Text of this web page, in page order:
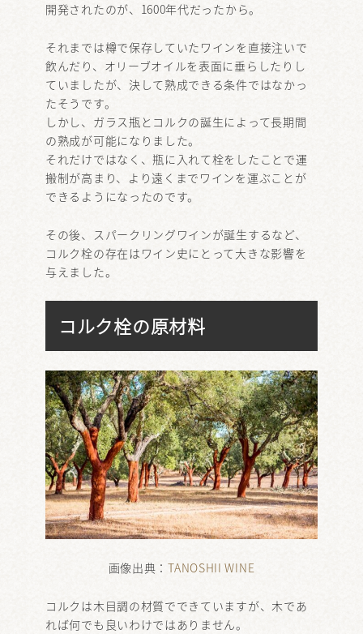
開発されたのが、1600年代だったから。
それまでは樽で保存していたワインを直接注いで
飲んだり、オリーブオイルを表面に垂らしたりし
ていましたが、決して熟成できる条件ではなかっ
たそうです。
しかし、ガラス瓶とコルクの誕生によって長期間
の熟成が可能になりました。
それだけではなく、瓶に入れて栓をしたことで運
搬制が高まり、より遠くまでワインを運ぶことが
できるようになったのです。
その後、スパークリングワインが誕生するなど、
コルク栓の存在はワイン史にとって大きな影響を
与えました。
コルク栓の原材料
画像出典：TANOSHII WINE
コルクは木目調の材質でできていますが、木であ
れば何でも良いわけではありません。